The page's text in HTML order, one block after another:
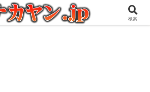
ェット好きな管理人の愉快な日々を綴るブログ
検索